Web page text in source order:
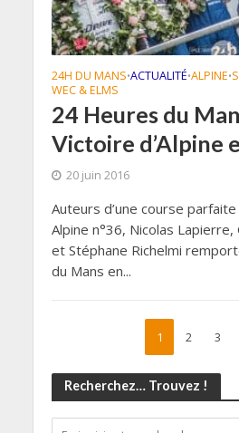
24H DU MANS•ACTUALITÉ•ALPINE•
WEC & ELMS
24 Heures du
Victoire d’Alpine
20 juin 2016
Auteurs d’une course
Alpine n°36, Nicolas
et Stéphane Richelmi
du Mans en...
1 2 3
Recherchez… Trouvez !